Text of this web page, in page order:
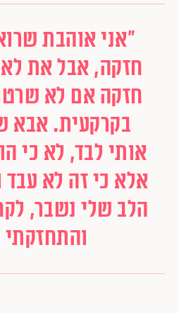
"אני אוהבת
חזקה, אבל את לא
חזקה אם לא
בקרקעית. אבא
אותי לבד, לא כי
אלא כי זה לא עבד
הלב שלי נשבר,
והתחזקתי